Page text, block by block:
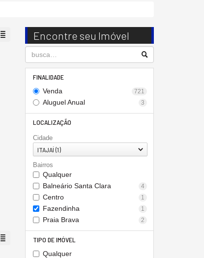
Encontre seu Imóvel
FINALIDADE
Venda 721
Aluguel Anual 3
LOCALIZAÇÃO
Cidade
ITAJAÍ (1)
Bairros
Qualquer
Balneário Santa Clara
4
Centro 1
Fazendinha 1
Praia Brava 2
TIPO DE IMÓVEL
Qualquer